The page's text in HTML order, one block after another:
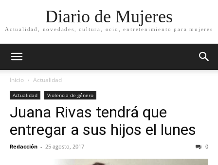
Diario de Mujeres
Actualidad, novedades, cultura, ocio, entretenimiento para mujeres
Inicio Actualidad
Actualidad Violencia de género
Juana Rivas tendrá que
entregar a sus hijos el lunes
Redacción - 25 agosto, 2017 0